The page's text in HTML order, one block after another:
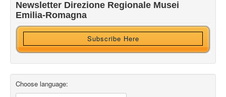
Newsletter Direzione Regionale Musei
Emilia-Romagna
Subscribe Here
Ricevi HTML?
Choose language: